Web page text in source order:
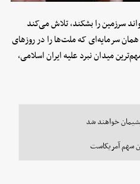
سرزمین را بشکند، تلاش می‌کند
سرمایه‌ای که ملت‌ها را در روزهای
میدان نبرد علیه ایران اسلامی،
پشیمان خواهند شد
سهم آمریکاست